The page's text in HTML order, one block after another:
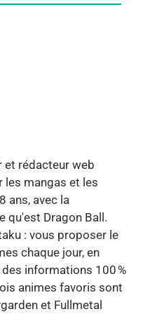
et rédacteur web
les mangas et les
ans, avec la
qu'est Dragon Ball.
: vous proposer le
chaque jour, en
informations 100 %
animes favoris sont
et Fullmetal